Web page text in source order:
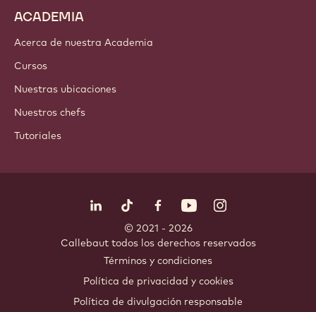
ACADEMIA
Acerca de nuestra Academia
Cursos
Nuestras ubicaciones
Nuestros chefs
Tutoriales
LinkedIn Opens in a new window.
TikTok Opens in a new window.
Facebook Opens in a new
YouTubeInstagram
© 2021 - 2026
Callebaut. todos los derechos reservados
Términos y condiciones
Política de privacidad y cookies
Política de divulgación responsable